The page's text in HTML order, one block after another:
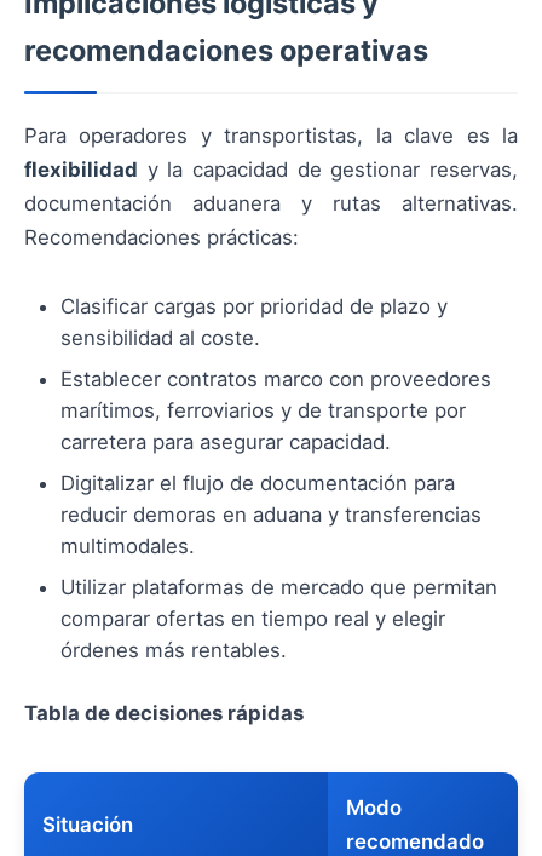
recomendaciones operativas
Para operadores y transportistas, la clave es la
flexibilidad y la capacidad de gestionar reservas,
documentación aduanera y rutas alternativas.
Recomendaciones prácticas:
Clasificar cargas por prioridad de plazo y
sensibilidad al coste.
Establecer contratos marco con proveedores
marítimos, ferroviarios y de transporte por
carretera para asegurar capacidad.
Digitalizar el flujo de documentación para
reducir demoras en aduana y transferencias
multimodales.
Utilizar plataformas de mercado que permitan
comparar ofertas en tiempo real y elegir
órdenes más rentables.
Tabla de decisiones rápidas
Situación
Modo
recomendado